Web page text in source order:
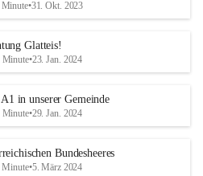
Minute•31. Okt. 2023
Glatteis!
Minute•23. Jan. 2024
in unserer Gemeinde
Minute•29. Jan. 2024
Bundesheeres
Minute•5. März 2024